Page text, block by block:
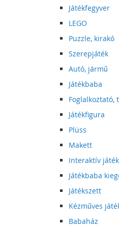
Játékfegyver
LEGO
Puzzle, kirakó
Szerepjáték
Autó, jármű
Játékbaba
Foglalkoztató,
Játékfigura
Plüss
Makett
Interaktív játék
Játékbaba
Játékszett
Kézműves
Babaház